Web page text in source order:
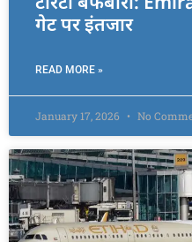
गेट पर इंतजार
READ MORE »
January 17, 2026 No